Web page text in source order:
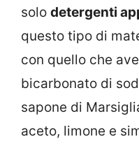
solo detergenti
questo tipo di
con quello che
bicarbonato di
sapone di
aceto, limone e